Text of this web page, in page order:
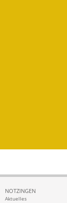
NOTZINGEN
Aktuelles